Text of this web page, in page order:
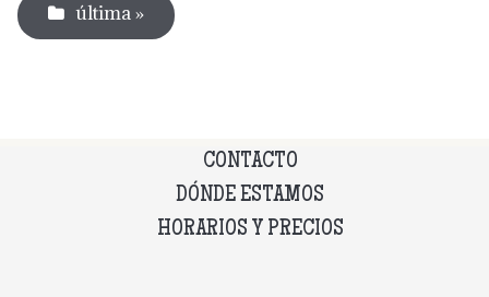
última »
CONTACTO
DÓNDE ESTAMOS
HORARIOS Y PRECIOS